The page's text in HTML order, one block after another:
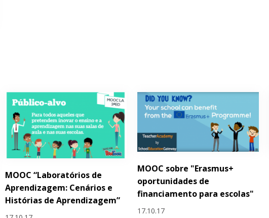
MOOC “Laboratórios de
Aprendizagem: Cenários e
Histórias de Aprendizagem”
MOOC sobre "Erasmus+
oportunidades de
financiamento para escolas"
17.10.17